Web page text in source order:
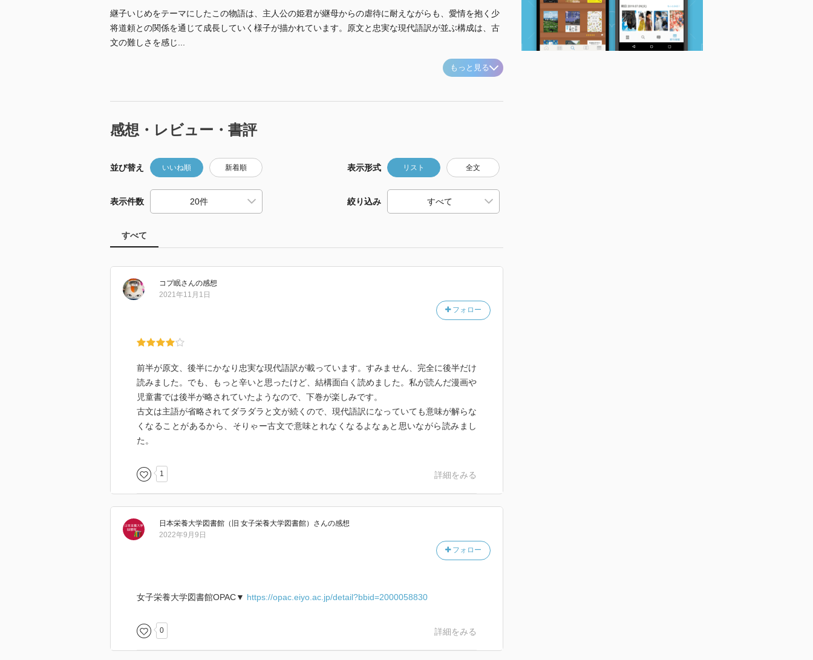
継子いじめをテーマにしたこの物語は、主人公の姫君が継母からの虐待に耐えながらも、愛情を抱く少
将道頼との関係を通じて成長していく様子が描かれています。原文と忠実な現代語訳が並ぶ構成は、古
文の難しさを感じ...
もっと見る
感想・レビュー・書評
並び替え いいね順 新着順 表示形式 リスト 全文
表示件数 絞り込み
すべて
コプ眠さんの感想
フォロー
2021年11月1日
前半が原文、後半にかなり忠実な現代語訳が載っています。すみません、完全に後半だけ
読みました。でも、もっと辛いと思ったけど、結構面白く読めました。私が読んだ漫画や
児童書では後半が略されていたようなので、下巻が楽しみです。
古文は主語が省略されてダラダラと文が続くので、現代語訳になっていても意味が解らな
くなることがあるから、そりゃー古文で意味とれなくなるよなぁと思いながら読みまし
た。
1 詳細をみる
日本栄養大学図書館（旧 女子栄養大学図書館） さんの感想
フォロー
2022年9月9日
女子栄養大学図書館OPAC▼ https://opac.eiyo.ac.jp/detail?bbid=2000058830
0 詳細をみる